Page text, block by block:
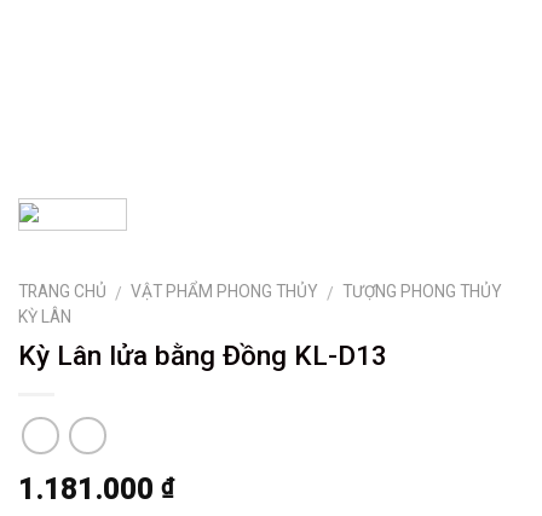
TRANG CHỦ / VẬT PHẨM PHONG THỦY / TƯỢNG PHONG THỦY
KỲ LÂN
Kỳ Lân lửa bằng Đồng KL-D13
1.181.000 ₫